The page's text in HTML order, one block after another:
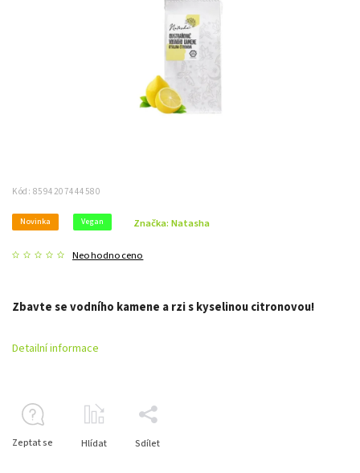
Kód: 8594207444580
Novinka Vegan
Neohodnoceno
Značka: Natasha
Zbavte se vodního kamene a rzi s kyselinou citronovou!
Detailní informace
Zeptat se Hlídat Sdílet